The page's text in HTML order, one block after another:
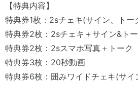
【特典内容】
特典券1枚：2sチェキ(サイン、トー
特典券2枚：2sチェキ＋サイン&ト
特典券2枚：2sスマホ写真＋トーク
特典券3枚：20秒動画
特典券6枚：囲みワイドチェキ(サイ